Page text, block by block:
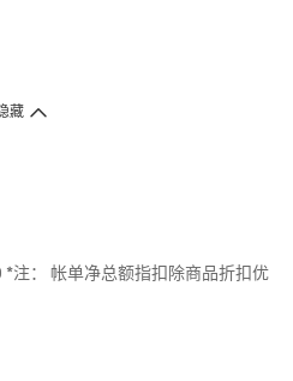
藏
注： 帐单净总额指扣除商品折扣优